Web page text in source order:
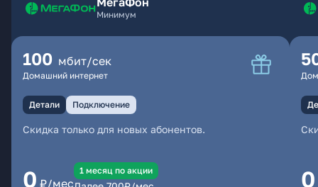
Минимум
100 мбит/сек
Домашний интернет
Детали Подключение
Скидка только для новых абонентов.
0 ₽/мес
1 месяц по акции 0